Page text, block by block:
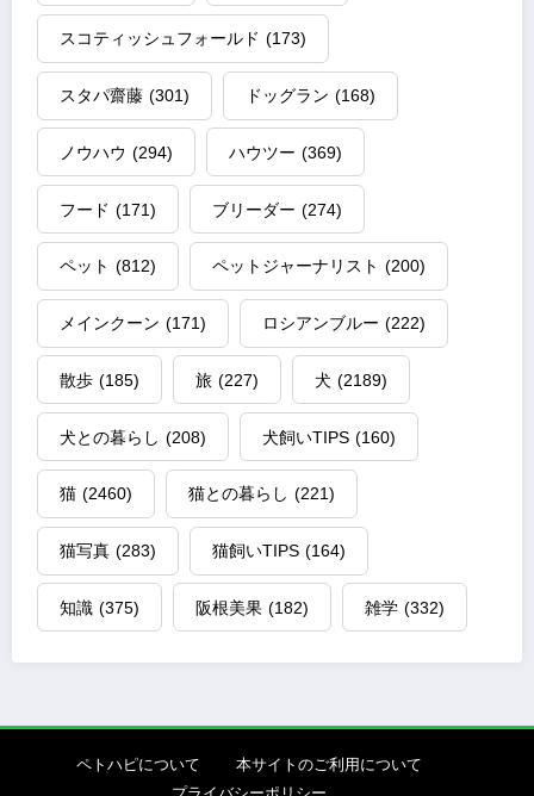
スコティッシュフォールド (173)
スタパ齋藤 (301) ドッグラン (168)
ノウハウ (294) ハウツー (369)
フード (171) ブリーダー (274)
ペット (812) ペットジャーナリスト (200)
メインクーン (171) ロシアンブルー (222)
散歩 (185) 旅 (227) 犬 (2189)
犬との暮らし (208) 犬飼いTIPS (160)
猫 (2460) 猫との暮らし (221)
猫写真 (283) 猫飼いTIPS (164)
知識 (375) 阪根美果 (182) 雑学 (332)
ペトハピについて
本サイトのご利用について